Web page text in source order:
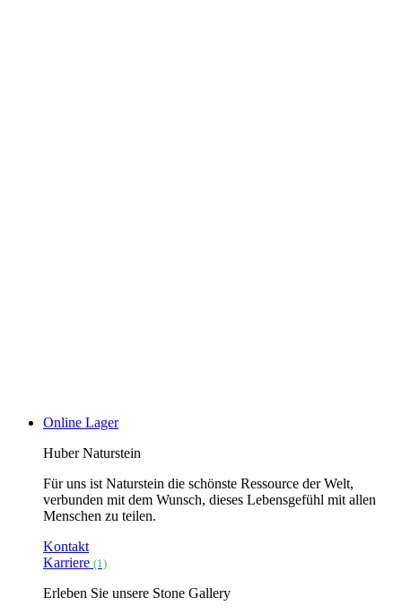
Online Lager
Huber Naturstein
Für uns ist Naturstein die schönste Ressource der Welt,
verbunden mit dem Wunsch, dieses Lebensgefühl mit allen
Menschen zu teilen.
Kontakt
Karriere (1)
Erleben Sie unsere Stone Gallery